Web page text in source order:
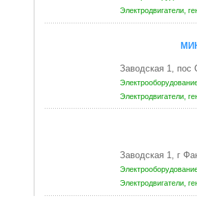
Электродвигатели,
Заводская 1,
Электродвигатели,
Заводская 1, г
Электродвигатели,